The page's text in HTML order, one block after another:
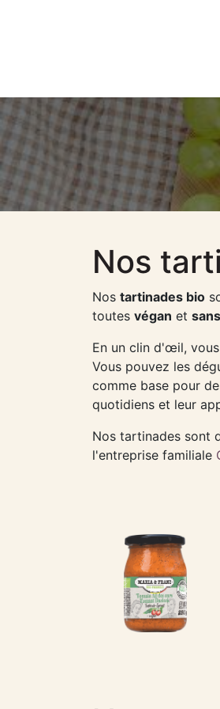
Nos
Nos tartinades bio
toutes végan et
En un clin d'œil,
Vous pouvez les
comme base pour
quotidiens et leur
Nos tartinades sont
l'entreprise familiale